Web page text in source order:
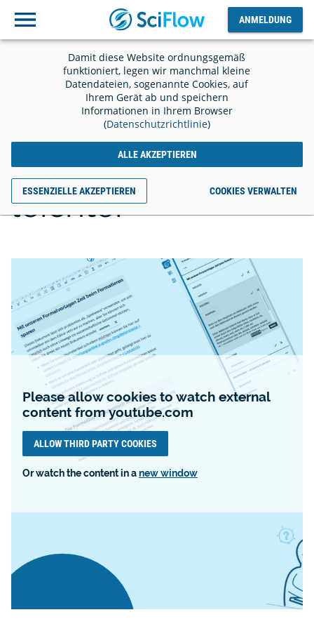
Damit diese Website ordnungsgemäß
funktioniert, legen wir manchmal kleine
Datendateien, sogenannte Cookies, auf
Ihrem Gerät ab und speichern
Informationen in Ihrem Browser
(Datenschutzrichtlinie)
ALLE AKZEPTIEREN
ESSENZIELLE AKZEPTIEREN COOKIES VERWALTEN
ANMELDUNG
ANMELDUNG
Ausloggen
Schreiben für ein
Journal war nie
leichter
Please allow cookies to watch external
content from youtube.com
ALLOW THIRD PARTY COOKIES
Or watch the content in anew window